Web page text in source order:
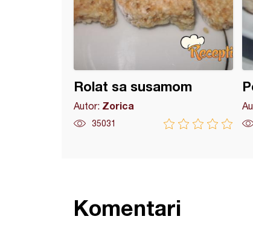
Rolat sa susamom
Autor: Zorica
35031
Komentari